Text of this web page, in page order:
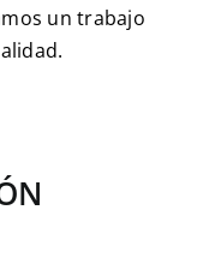
un trabajo